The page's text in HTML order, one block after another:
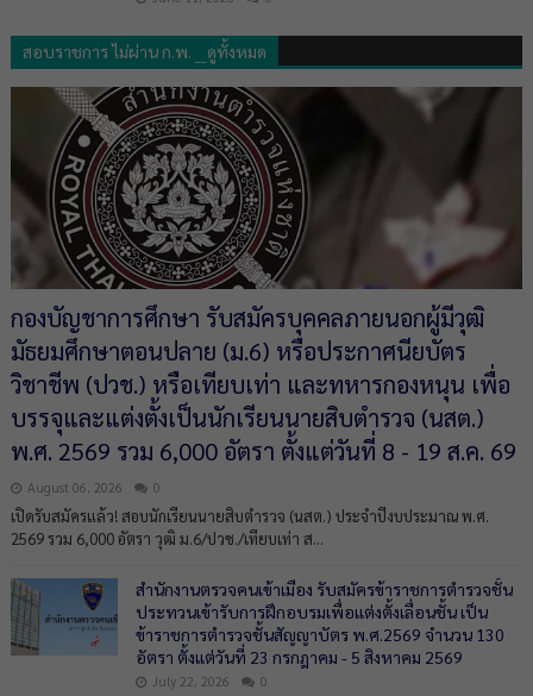
สอบราชการ ไม่ผ่าน ก.พ. __ดูทั้งหมด
กองบัญชาการศึกษา รับสมัครบุคคลภายนอกผู้มีวุฒิ
มัธยมศึกษาตอนปลาย (ม.6) หรือประกาศนียบัตร
วิชาชีพ (ปวช.) หรือเทียบเท่า และทหารกองหนุน เพื่อ
บรรจุและแต่งตั้งเป็นนักเรียนนายสิบตำรวจ (นสต.)
พ.ศ. 2569 รวม 6,000 อัตรา ตั้งแต่วันที่ 8 - 19 ส.ค. 69
August 06, 2026 0
เปิดรับสมัครแล้ว! สอบนักเรียนนายสิบตำรวจ (นสต.) ประจำปีงบประมาณ พ.ศ.
2569 รวม 6,000 อัตรา วุฒิ ม.6/ปวช./เทียบเท่า ส...
สำนักงานตรวจคนเข้าเมือง รับสมัครข้าราชการตำรวจชั้น
ประทวนเข้ารับการฝึกอบรมเพื่อแต่งตั้งเลื่อนชั้น เป็น
ข้าราชการตำรวจชั้นสัญญาบัตร พ.ศ.2569 จำนวน 130
อัตรา ตั้งแต่วันที่ 23 กรกฎาคม - 5 สิงหาคม 2569
July 22, 2026 0